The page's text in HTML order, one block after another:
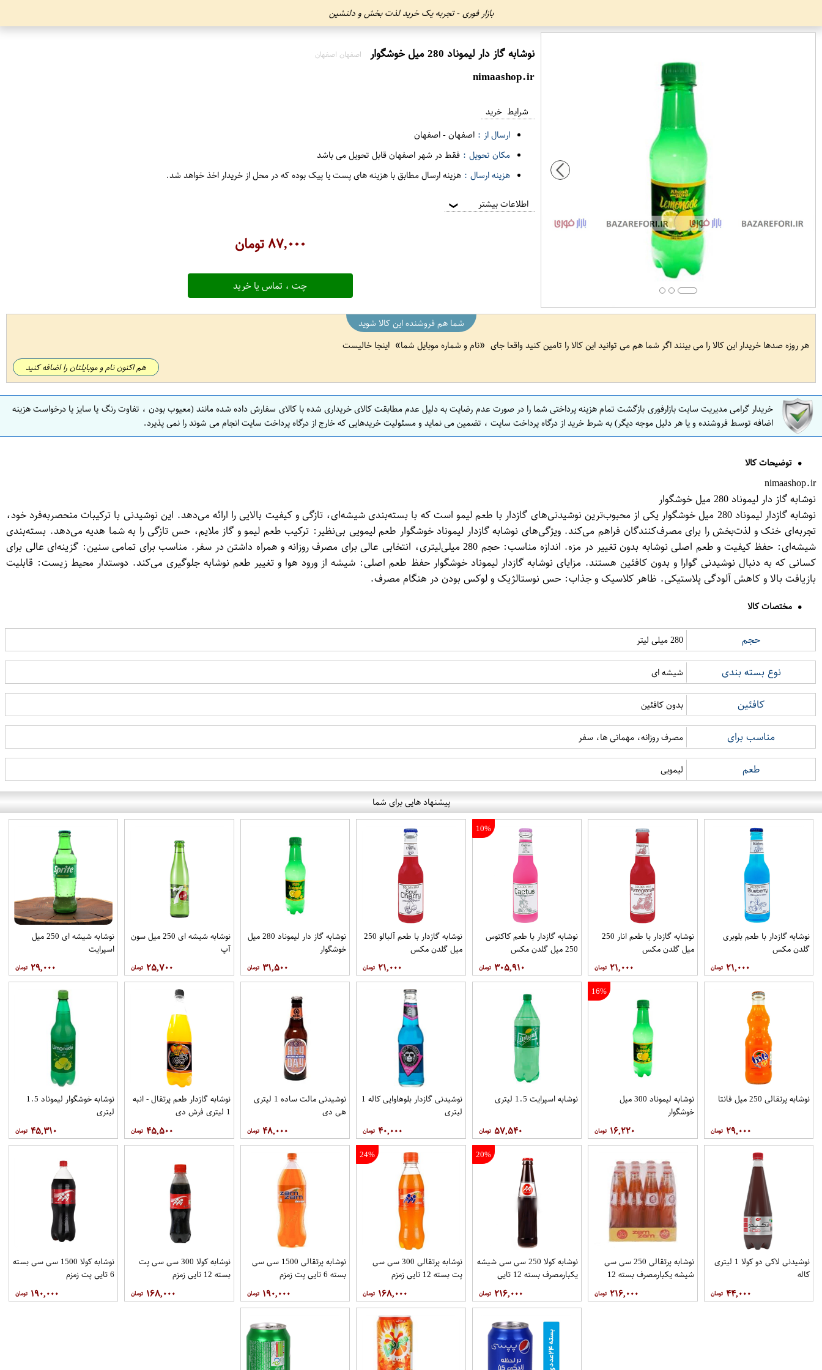
بازار فوری - تجربه یک خرید لذت بخش و دلنشین
نوشابه گاز دار لیموناد 280 میل خوشگوار اصفهان اصفهان
nimaashop.ir
شرایط خرید
ارسال از : اصفهان-اصفهان
مکان تحویل : فقط در شهر اصفهان قابل تحویل می باشد
هزینه ارسال : هزینه ارسال مطابق با هزینه های پست یا پیک بوده که در محل از خریدار اخذ خواهد شد.
اطلاعات بیشتر ❯
۸۷,۰۰۰تومان
چت ، تماس یا خرید
شما هم فروشنده این کالا شوید
هر روزه صدها خریدار این کالا را می بینند اگر شما هم می توانید این کالا را تامین کنید واقعا جای
نام و شماره موبایل شما اینجا خالیست
هم اکنون نام و موبایلتان را اضافه کنید
خریدار گرامی مدیریت سایت بازارفوری بازگشت تمام هزینه پرداختی شما را در صورت عدم رضایت به دلیل عدم مطابقت کالای خریداری شده با کالای سفارش داده شده مانند (معیوب بودن ، تفاوت رنگ یا سایز یا درخواست هزینه
اضافه توسط فروشنده و یا هر دلیل موجه دیگر) به شرط خرید از درگاه پرداخت سایت ، تضمین می نماید و مسئولیت خریدهایی که خارج از درگاه پرداخت سایت انجام می شوند را نمی پذیرد.
توضیحات کالا
nimaashop.ir
نوشابه گاز دار لیموناد 280 میل خوشگوار
نوشابه گازدار لیموناد 280 میل خوشگوار یکی از محبوب‌ترین نوشیدنی‌های گازدار با طعم لیمو است که با بسته‌بندی شیشه‌ای، تازگی و کیفیت بالایی را ارائه می‌دهد. این نوشیدنی با ترکیبات منحصر‌به‌فرد خود،
تجربه‌ای خنک و لذت‌بخش را برای مصرف‌کنندگان فراهم می‌کند. ویژگی‌های نوشابه گازدار لیموناد خوشگوار طعم لیمویی بی‌نظیر: ترکیب طعم لیمو و گاز ملایم، حس تازگی را به شما هدیه می‌دهد. بسته‌بندی
شیشه‌ای: حفظ کیفیت و طعم اصلی نوشابه بدون تغییر در مزه. اندازه مناسب: حجم 280 میلی‌لیتری، انتخابی عالی برای مصرف روزانه و همراه داشتن در سفر. مناسب برای تمامی سنین: گزینه‌ای عالی برای
کسانی که به دنبال نوشیدنی گوارا و بدون کافئین هستند. مزایای نوشابه گازدار لیموناد خوشگوار حفظ طعم اصلی: شیشه از ورود هوا و تغییر طعم نوشابه جلوگیری می‌کند. دوستدار محیط زیست: قابلیت
بازیافت بالا و کاهش آلودگی پلاستیکی. ظاهر کلاسیک و جذاب: حس نوستالژیک و لوکس بودن در هنگام مصرف.
مختصات کالا
حجم 280 میلی لیتر
نوع بسته بندی شیشه ای
کافئین بدون کافئین
مناسب برای مصرف روزانه، مهمانی ها، سفر
طعم لیمویی
پیشنهاد هایی برای شما
نوشابه گازدار با طعم بلوبری
گلدن مکس
۲۱,۰۰۰
نوشابه گازدار با طعم انار 250
میل گلدن مکس
۲۱,۰۰۰
10%
نوشابه گازدار با طعم کاکتوس
250 میل گلدن مکس
۳۰۵,۹۱۰
نوشابه گازدار با طعم آلبالو 250
میل گلدن مکس
۲۱,۰۰۰
نوشابه گاز دار لیموناد 280 میل
خوشگوار
۳۱,۵۰۰
نوشابه شیشه ای 250 میل سون
آپ
۲۵,۷۰۰
نوشابه شیشه ای 250 میل
اسپرایت
۲۹,۰۰۰
نوشابه پرتقالی 250 میل فانتا
۲۹,۰۰۰
16%
نوشابه لیموناد 300 میل
خوشگوار
۱۶,۲۲۰
نوشابه اسپرایت 1.5 لیتری
۵۷,۵۴۰
نوشیدنی گازدار بلوهاوایی کاله 1
لیتری
۴۰,۰۰۰
نوشیدنی مالت ساده 1 لیتری
هی دی
۴۸,۰۰۰
نوشابه گازدار طعم پرتقال - انبه
1 لیتری فرش دی
۴۵,۵۰۰
نوشابه خوشگوار لیموناد 1.5
لیتری
۴۵,۳۱۰
نوشیدنی لاکی دو کولا 1 لیتری
کاله
۴۴,۰۰۰
نوشابه پرتقالی 250 سی سی
شیشه یکبارمصرف بسته 12
۲۱۶,۰۰۰
20%
نوشابه کولا 250 سی سی شیشه
یکبارمصرف بسته 12 تایی
۲۱۶,۰۰۰
24%
نوشابه پرتقالی 300 سی سی
پت بسته 12 تایی زمزم
۱۶۸,۰۰۰
نوشابه پرتقالی 1500 سی سی
بسته 6 تایی پت زمزم
۱۹۰,۰۰۰
نوشابه کولا 300 سی سی پت
بسته 12 تایی زمزم
۱۶۸,۰۰۰
نوشابه کولا 1500 سی سی بسته
6 تایی پت زمزم
۱۹۰,۰۰۰